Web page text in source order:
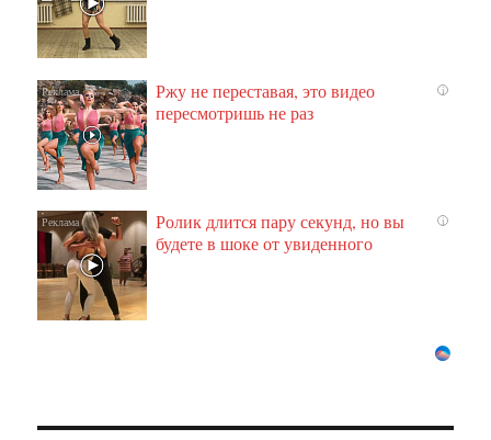
i
Ржу не переставая, это видео
пересмотришь не раз
i
Ролик длится пару секунд, но вы
будете в шоке от увиденного